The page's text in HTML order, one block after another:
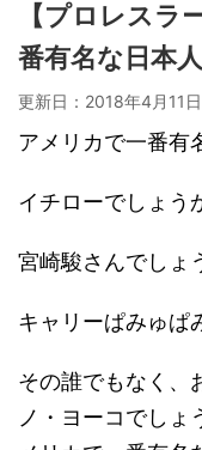
【プロレスラ
番有名な日本
更新日： 2018年4月11日
アメリカで一番有
イチローでしょう
宮崎駿さんでしょ
キャリーぱみゅぱ
その誰でもなく、
ノ・ヨーコでし